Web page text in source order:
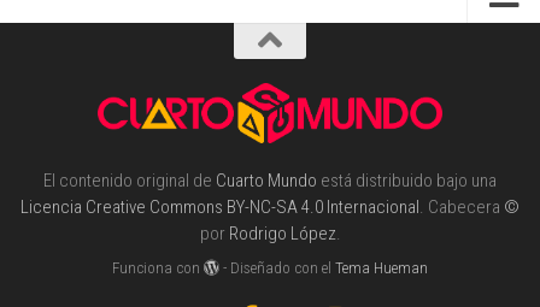
El contenido original de Cuarto Mundo está distribuido bajo una
Licencia Creative Commons BY-NC-SA 4.0 Internacional . Cabecera ©
por Rodrigo López.
Funciona con - Diseñado con elTema Hueman